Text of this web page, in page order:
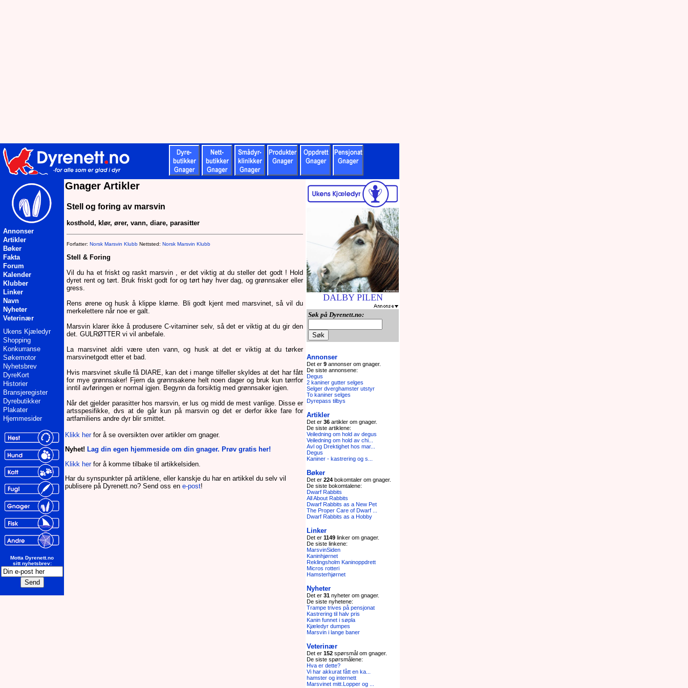
Annonser
Artikler
Bøker
Fakta
Forum
Kalender
Klubber
Linker
Navn
Nyheter
Veterinær
Ukens Kjæledyr
Shopping
Konkurranse
Søkemotor
Nyhetsbrev
DyreKort
Historier
Bransjeregister
Dyrebutikker
Plakater
Hjemmesider
Motta Dyrenett.no
sitt nyhetsbrev:
Gnager Artikler
Stell og foring av marsvin
kosthold, klør, ører, vann, diare, parasitter
Forfatter: Norsk Marsvin Klubb Nettsted: Norsk Marsvin Klubb
Stell & Foring
Vil du ha et friskt og raskt marsvin , er det viktig at du steller det godt ! Hold
dyret rent og tørt. Bruk friskt godt for og tørt høy hver dag, og grønnsaker eller
gress.
Rens ørene og husk å klippe klørne. Bli godt kjent med marsvinet, så vil du
merkelettere når noe er galt.
Marsvin klarer ikke å produsere C-vitaminer selv, så det er viktig at du gir den
det. GULRØTTER vi vil anbefale.
La marsvinet aldri være uten vann, og husk at det er viktig at du tørker
marsvinetgodt etter et bad.
Hvis marsvinet skulle få DIARE, kan det i mange tilfeller skyldes at det har fått
for mye grønnsaker! Fjern da grønnsakene helt noen dager og bruk kun tørrfor
inntil avføringen er normal igjen. Begynn da forsiktig med grønnsaker igjen.
Når det gjelder parasitter hos marsvin, er lus og midd de mest vanlige. Disse er
artsspesifikke, dvs at de går kun på marsvin og det er derfor ikke fare for
artfamiliens andre dyr blir smittet.
Klikk herfor å se oversikten over artikler om gnager.
Nyhet! Lag din egen hjemmeside om din gnager. Prøv gratis her!
Klikk herfor å komme tilbake til artikkelsiden.
Har du synspunkter på artiklene, eller kanskje du har en artikkel du selv vil
publisere på Dyrenett.no? Send oss en e-post!
DALBY PILEN
Søk på Dyrenett.no:
Annonser
Det er 9 annonser om gnager.
De siste annonsene:
Degus
2 kaniner gutter selges
Selger dverghamster utstyr
To kaniner selges
Dyrepass tilbys
Artikler
Det er 36 artikler om gnager.
De siste artiklene:
Veiledning om hold av degus
Veiledning om hold av chi...
Avl og Drektighet hos mar...
Degus
Kaniner - kastrering og s...
Bøker
Det er 224 bokomtaler om gnager.
De siste bokomtalene:
Dwarf Rabbits
All About Rabbits
Dwarf Rabbits as a New Pet
The Proper Care of Dwarf ...
Dwarf Rabbits as a Hobby
Linker
Det er 1149 linker om gnager.
De siste linkene:
MarsvinSiden
Kaninhjørnet
Reklingsholm Kaninoppdrett
Micros rotteri
Hamsterhjørnet
Nyheter
Det er 31 nyheter om gnager.
De siste nyhetene:
Trampe trives på pensjonat
Kastrering til halv pris
Kanin funnet i søpla
Kjæledyr dumpes
Marsvin i lange baner
Veterinær
Det er 152 spørsmål om gnager.
De siste spørsmålene:
Hva er dette?
Vi har akkurat fått en ka...
hamster og internett
Marsvinet mitt.Lopper og ...